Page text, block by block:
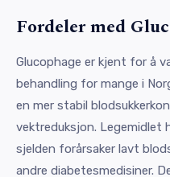
Fordeler med
Glucophage er kjent for å
behandling for mange i
en mer stabil
vektreduksjon. Legemidlet
sjelden forårsaker lavt
andre diabetesmedisiner.